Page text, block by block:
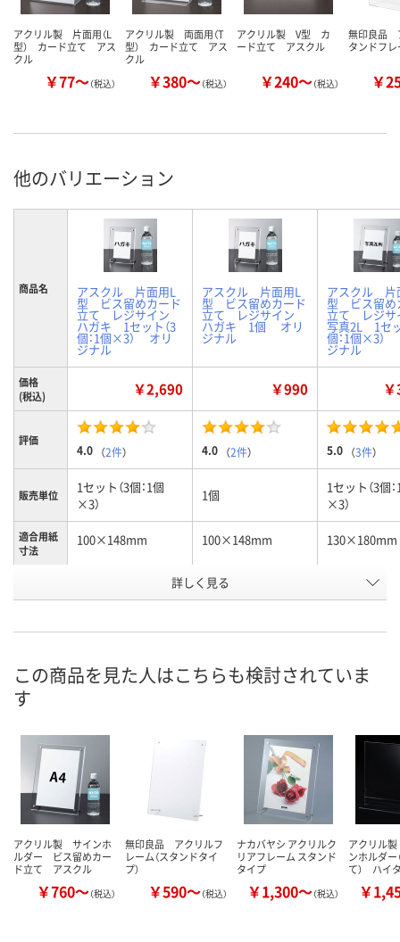
アクリル製 片面用（L
型） カード立て アス
クル
￥77～（税込）
アクリル製 両面用（T
型） カード立て アス
クル
￥380～（税込）
アクリル製 V型 カ
ード立て アスクル
￥240～（税込）
無印良品
タンドフ
￥
他のバリエーション
商品名 アスクル 片面用L
型 ビス留めカード
立て レジサイン
ハガキ 1セット（3
個：1個×3） オリ
ジナル
アスクル 片面用L
型 ビス留めカード
立て レジサイン
ハガキ 1個 オリ
ジナル
アスクル 片
型 ビス留め
立て レジ
写真2L 1セッ
個：1個×3）
ジナル
価格
(税込)
￥2,690 ￥990
評価
4.0 （2件） 4.0 （2件） 5.0 （3件）
販売単位
1セット（3個：1個
×3）
1個
1セット（3個
×3）
適合用紙
寸法
100×148mm 100×148mm 130×180mm
ハガキ
号
お届け日
数量
カゴへ
数量
カゴへ
詳しく見る
この商品を見た人はこちらも検討されていま
す
アクリル製 サインホ
ルダー ビス留めカー
ド立て アスクル
￥760～（税込）
無印良品 アクリルフ
レーム（スタンドタイ
プ）
￥590～（税込）
ナカバヤシ アクリルク
リアフレーム スタンド
タイプ
￥1,300～（税込）
アクリル
ンホルダー
て） ハ
￥